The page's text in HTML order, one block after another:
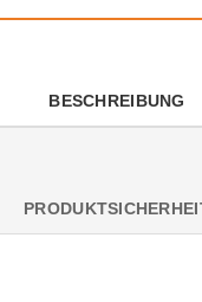
BESCHREIBUNG